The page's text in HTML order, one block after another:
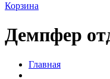
Корзина
Демпфер
Главная